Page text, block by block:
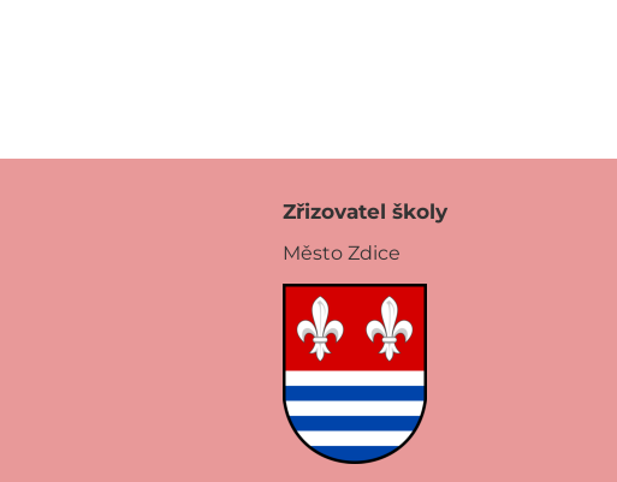
Zřizovatel školy
Město Zdice